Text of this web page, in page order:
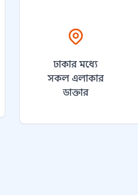
ঢাকার মধ্যে
সকল এলাকার
ডাক্তার